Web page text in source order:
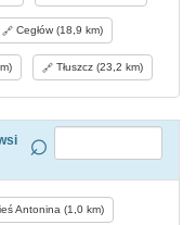
Cegłów (18,9 km)
Tłuszcz (23,2 km)
Antonina (1,0 km)